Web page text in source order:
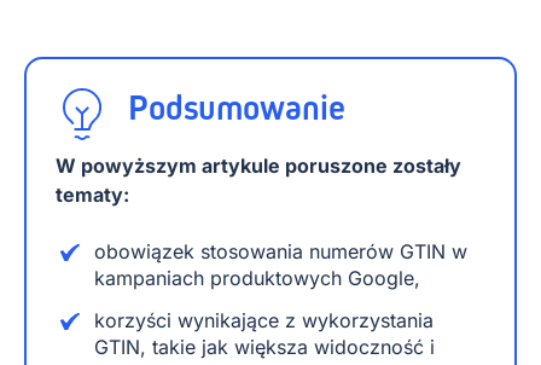
Podsumowanie
W powyższym artykule poruszone zostały
tematy:
obowiązek stosowania numerów GTIN w
kampaniach produktowych Google,
korzyści wynikające z wykorzystania
GTIN, takie jak większa widoczność i